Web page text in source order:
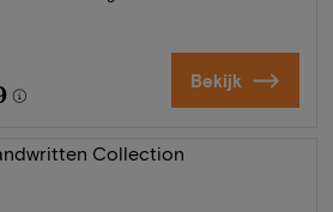
Bekijk